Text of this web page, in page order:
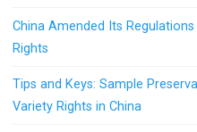
China Amended Its
Rights
Tips and Keys: Sample
Variety Rights in China